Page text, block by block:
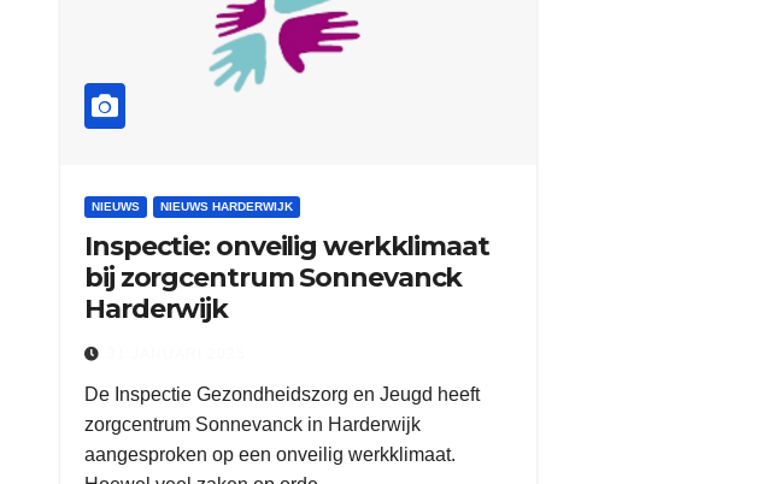
NIEUWS NIEUWS HARDERWIJK
Inspectie: onveilig werkklimaat
bij zorgcentrum Sonnevanck
Harderwijk
De Inspectie Gezondheidszorg en Jeugd heeft
zorgcentrum Sonnevanck in Harderwijk
aangesproken op een onveilig werkklimaat.